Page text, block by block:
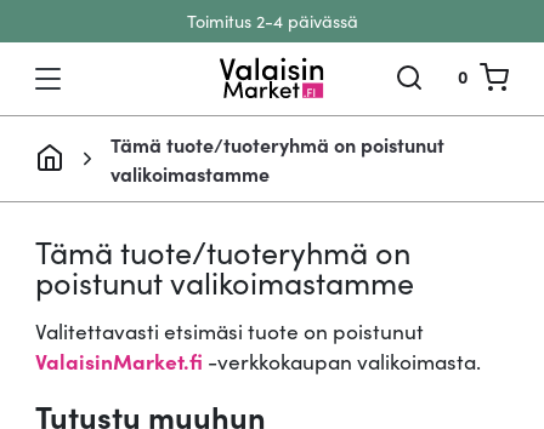
Toimitus 2-4 päivässä
Siirry sisältöön 0
Tämä tuote/tuoteryhmä on poistunut
valikoimastamme
Tämä tuote/tuoteryhmä on
poistunut valikoimastamme
Valitettavasti etsimäsi tuote on poistunut
ValaisinMarket.fi -verkkokaupan valikoimasta.
Tutustu muuhun